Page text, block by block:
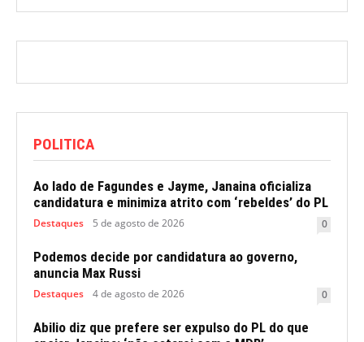
POLITICA
Ao lado de Fagundes e Jayme, Janaina oficializa
candidatura e minimiza atrito com ‘rebeldes’ do PL
Destaques 5 de agosto de 2026 0
Podemos decide por candidatura ao governo,
anuncia Max Russi
Destaques 4 de agosto de 2026 0
Abilio diz que prefere ser expulso do PL do que